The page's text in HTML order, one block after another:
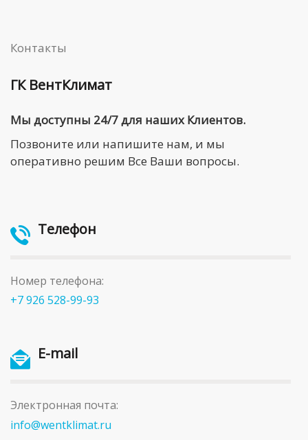
Контакты
ГК ВентКлимат
Мы доступны 24/7 для наших Клиентов.
Позвоните или напишите нам, и мы
оперативно решим Все Ваши вопросы.
Телефон
Номер телефона:
+7 926 528-99-93
E-mail
Электронная почта:
info@wentklimat.ru